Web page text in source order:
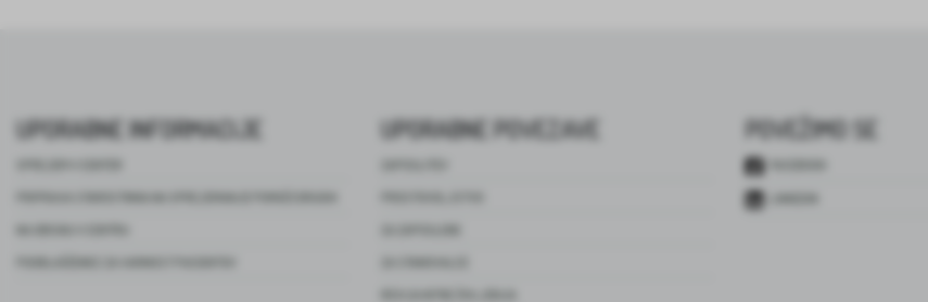
UPORABNE INFORMACIJE UPORABNE POVEZAVE POVEŽIMO SE
FACEBOOK